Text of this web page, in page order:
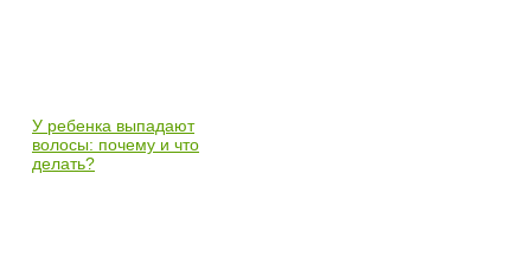
У ребенка выпадают
волосы: почему и что
делать?